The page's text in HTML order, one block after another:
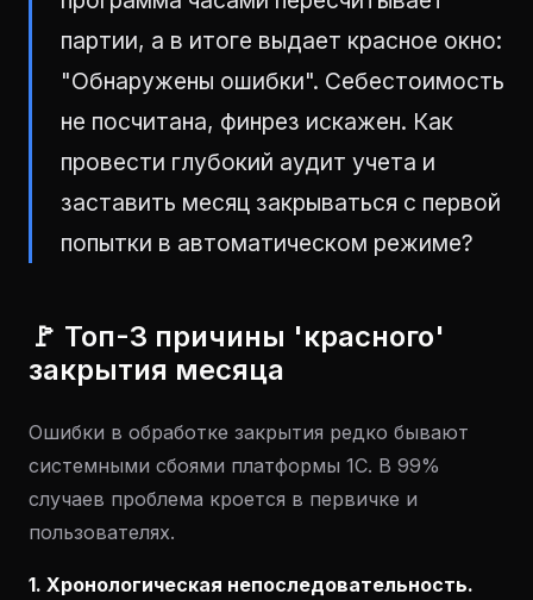
партии, а в итоге выдает красное окно:
"Обнаружены ошибки". Себестоимость
не посчитана, финрез искажен. Как
провести глубокий аудит учета и
заставить месяц закрываться с первой
попытки в автоматическом режиме?
🚩 Топ-3 причины 'красного'
закрытия месяца
Ошибки в обработке закрытия редко бывают
системными сбоями платформы 1С. В 99%
случаев проблема кроется в первичке и
пользователях.
1. Хронологическая непоследовательность.